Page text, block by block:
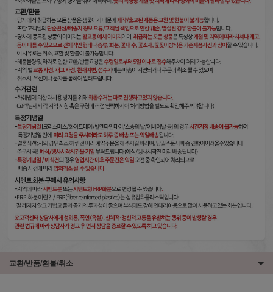
교환/반품/환불/취소